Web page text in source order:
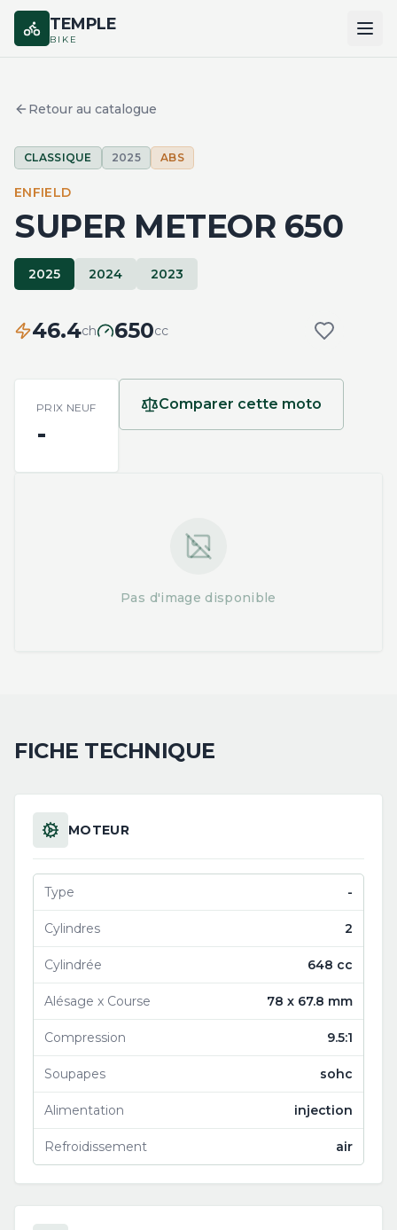
TEMPLE
BIKE
MARQUES
COMPARER
Retour au catalogue
CLASSIQUE 2025 ABS
ENFIELD
SUPER METEOR 650
2025 2024 2023
46.4ch 650cc
PRIX NEUF
-
Comparer cette moto
Pas d'image disponible
FICHE TECHNIQUE
MOTEUR
Type -
Cylindres 2
Cylindrée 648 cc
Alésage x Course 78 x 67.8 mm
Compression 9.5:1
Soupapes sohc
Alimentation injection
Refroidissement air